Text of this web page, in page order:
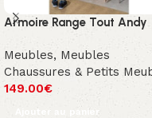
Armoire Range Tout Andy
Meubles, Meubles
Chaussures & Petits
149.00€
Ajouter au panier